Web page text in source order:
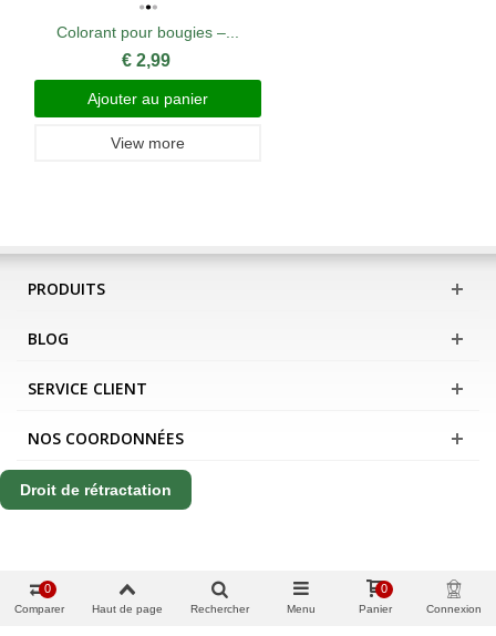
Colorant pour bougies –...
€ 2,99
Ajouter au panier
View more
PRODUITS
BLOG
SERVICE CLIENT
NOS COORDONNÉES
Droit de rétractation
Comparer
0
Haut de page Rechercher Menu Panier
0
Connexion